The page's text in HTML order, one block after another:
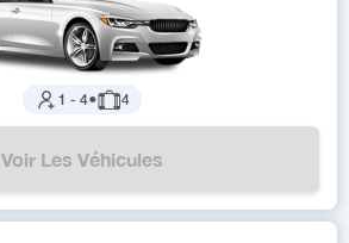
1 - 4● 4
Voir Les Véhicules